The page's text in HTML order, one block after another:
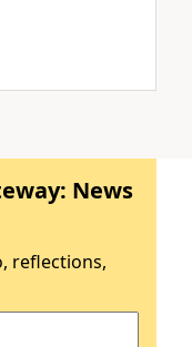
News
reflections,